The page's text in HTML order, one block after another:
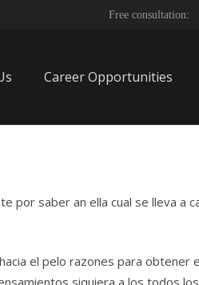
Free consultation:
Career Opportunities
por saber an ella cual se lleva a
el pelo razones para obtener
siquiera a los todos